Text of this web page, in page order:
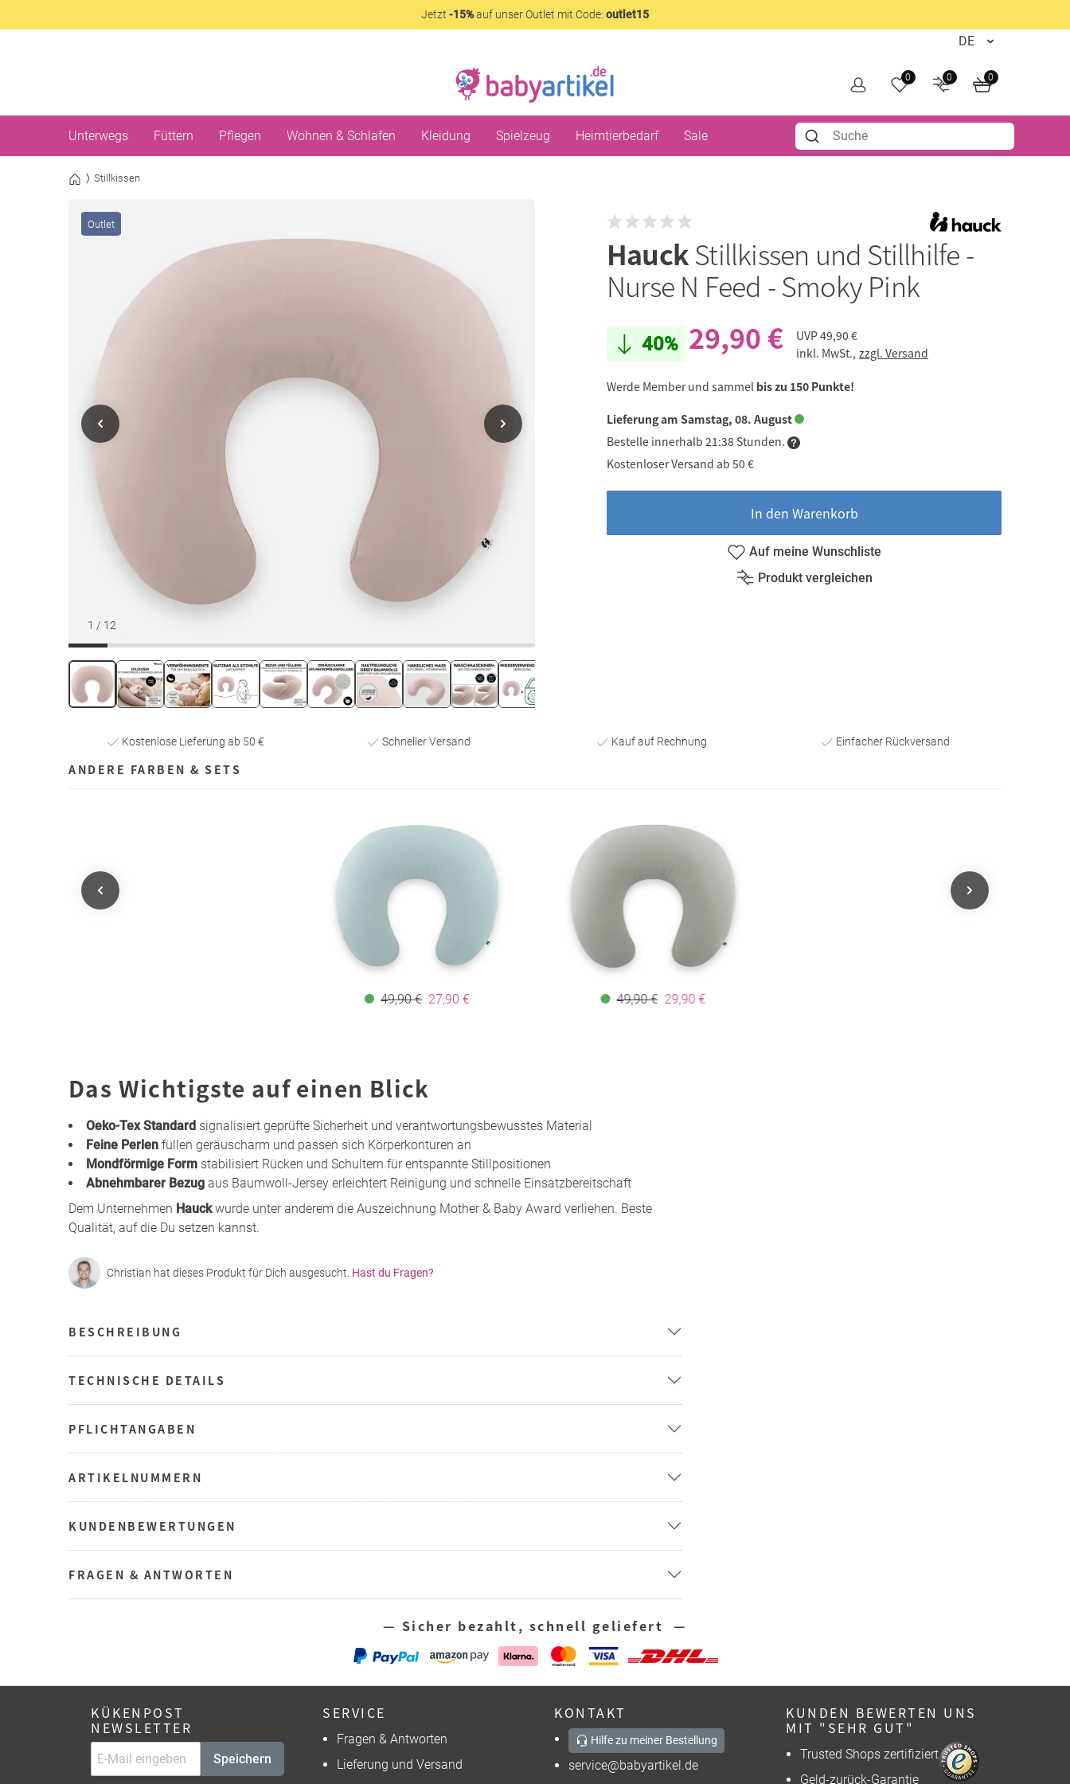
Jetzt -15%auf unser Outlet mit Code: outlet15
0 0 0
Unterwegs Füttern Pflegen Wohnen & Schlafen Kleidung Spielzeug Heimtierbedarf Sale
Stillkissen
1 / 12
Outlet
HauckStillkissen und Stillhilfe -
Nurse N Feed - Smoky Pink
40% 29,90 € UVP49,90 €
inkl. MwSt., zzgl. Versand
Werde Member und sammel bis zu 150 Punkte!
Lieferung am Samstag, 08. August
Bestelle innerhalb 21:38 Stunden.
Kostenloser Versand ab 50 €
In den Warenkorb
Auf meine Wunschliste
Produkt vergleichen
Kostenlose Lieferung ab 50 € Schneller Versand Kauf auf Rechnung Einfacher Rückversand
ANDERE FARBEN & SETS
49,90 € 27,90 € 49,90 € 29,90 €
Das Wichtigste auf einen Blick
Oeko-Tex Standard signalisiert geprüfte Sicherheit und verantwortungsbewusstes Material
Feine Perlen füllen geräuscharm und passen sich Körperkonturen an
Mondförmige Form stabilisiert Rücken und Schultern für entspannte Stillpositionen
Abnehmbarer Bezug aus Baumwoll-Jersey erleichtert Reinigung und schnelle Einsatzbereitschaft
Dem Unternehmen Hauckwurde unter anderem die Auszeichnung Mother & Baby Award verliehen. Beste
Qualität, auf die Du setzen kannst.
Christian hat dieses Produkt für Dich ausgesucht. Hast du Fragen?
BESCHREIBUNG
TECHNISCHE DETAILS
PFLICHTANGABEN
ARTIKELNUMMERN
KUNDENBEWERTUNGEN
FRAGEN & ANTWORTEN
— Sicher bezahlt, schnell geliefert —
KÜKENPOST
NEWSLETTER
Speichern
SERVICE
Fragen & Antworten
Lieferung und Versand
KONTAKT
Hilfe zu meiner Bestellung
service@babyartikel.de
KUNDEN BEWERTEN UNS
MIT "SEHR GUT"
Trusted Shops zertifiziert
Geld-zurück-Garantie